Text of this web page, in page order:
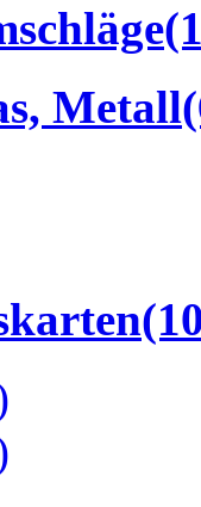
Metall